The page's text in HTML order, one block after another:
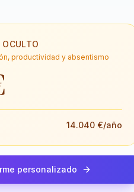
productividad y absentismo
14.040 €/año
personalizado